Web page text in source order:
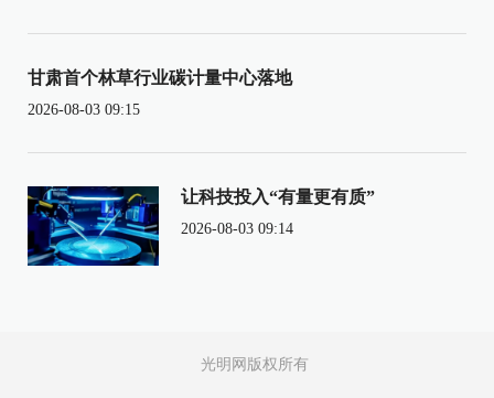
甘肃首个林草行业碳计量中心落地
2026-08-03 09:15
让科技投入“有量更有质”
2026-08-03 09:14
光明网版权所有